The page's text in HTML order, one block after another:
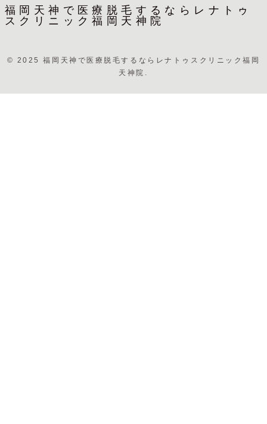
福岡天神で医療脱毛するならレナトゥ
スクリニック福岡天神院
© 2025 福岡天神で医療脱毛するならレナトゥスクリニック福岡
天神院.